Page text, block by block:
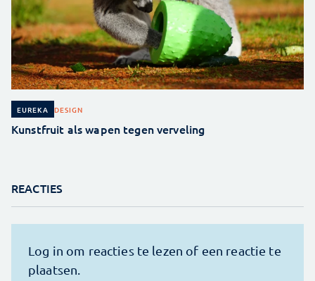
EUREKA DESIGN
Kunstfruit als wapen tegen verveling
REACTIES